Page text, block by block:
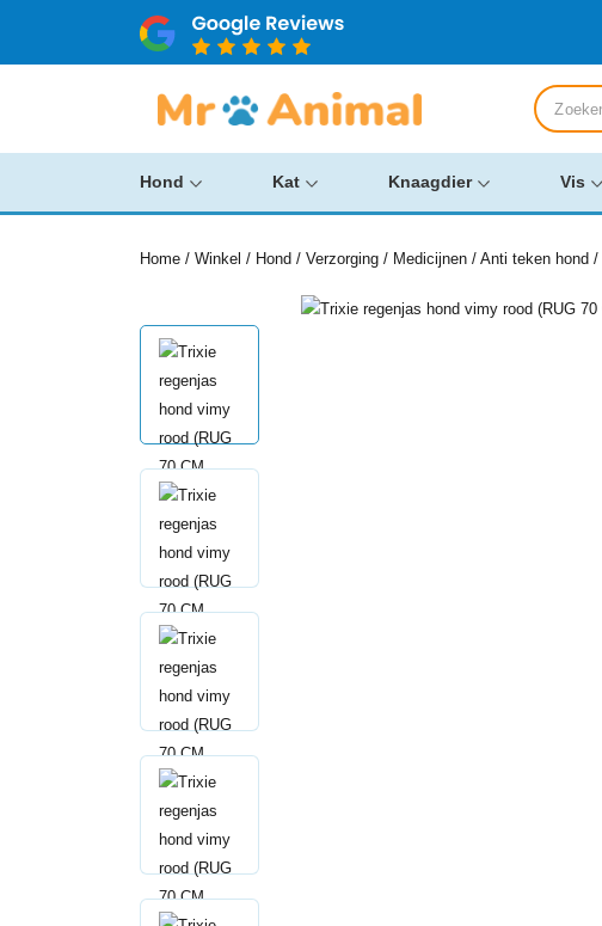
Producten
zoeken
Hond Kat Knaagdier Vis
Home / Winkel / Hond / Verzorging / Medicijnen / Anti teken hond /